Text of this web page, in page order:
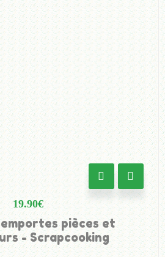
19.90€
pièces et
- Scrapcooking